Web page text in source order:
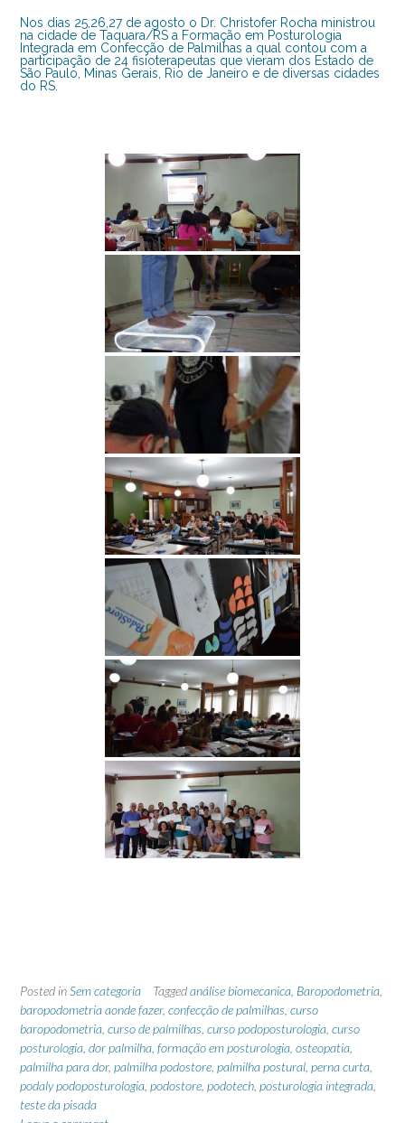
Nos dias 25,26,27 de agosto o Dr. Christofer Rocha ministrou
na cidade de Taquara/RS a Formação em Posturologia
Integrada em Confecção de Palmilhas a qual contou com a
participação de 24 fisioterapeutas que vieram dos Estado de
São Paulo, Minas Gerais, Rio de Janeiro e de diversas cidades
do RS.
Posted inSem categoria Taggedanálise biomecanica Baropodometria
baropodometria aonde fazer, confecção de palmilhas curso
baropodometria curso de palmilhas curso podoposturologia curso
posturologia dor palmilha formação em posturologia osteopatia
palmilha para dor, palmilha podostore palmilha postural perna curta
podaly podoposturologia podostore podotech posturologia integrada
teste da pisada